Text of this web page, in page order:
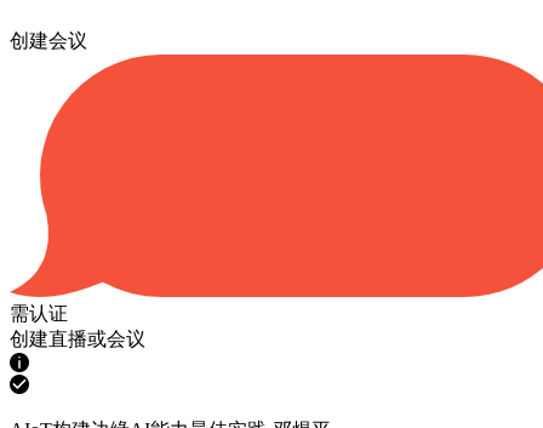
创建会议
需认证
创建直播或会议